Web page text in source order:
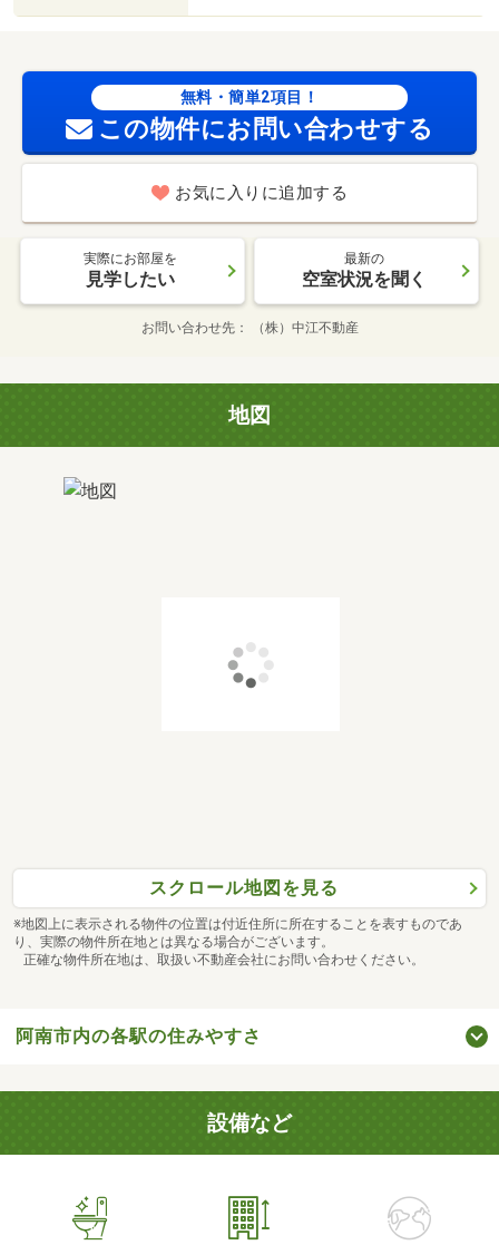
無料・簡単2項目！
この物件にお問い合わせする
お気に入りに追加する
実際にお部屋を
見学したい
最新の
空室状況を聞く
お問い合わせ先 （株）中江不動産
地図
スクロール地図を見る
※地図上に表示される物件の位置は付近住所に所在することを表すものであ
り、実際の物件所在地とは異なる場合がございます。
正確な物件所在地は、取扱い不動産会社にお問い合わせください。
阿南市内の各駅の住みやすさ
設備など